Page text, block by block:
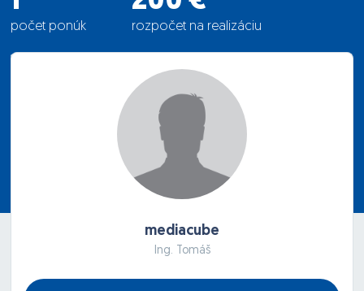
počet ponúk rozpočet na realizáciu
10 €
mediacube
Ing. Tomáš